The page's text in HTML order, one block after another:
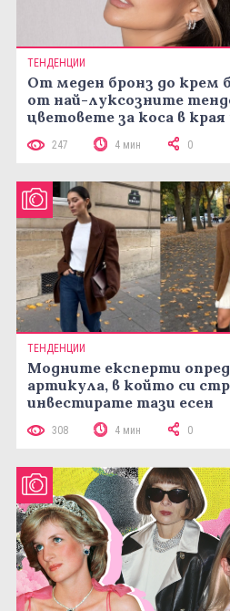
ТЕНДЕНЦИИ
От меден бронз до крем
от най-луксозните
цветовете за коса в края
247 4 мин 0
ТЕНДЕНЦИИ
Модните експерти
артикула, в който си
инвестирате тази есен
308 4 мин 0